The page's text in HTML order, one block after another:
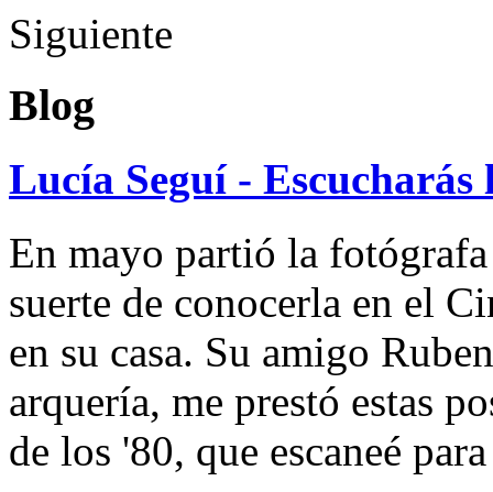
Siguiente
Blog
Lucía Seguí - Escucharás
En mayo partió la
suerte de conocerla en el
en su casa. Su amigo
arquería, me prestó estas
de los '80, que escaneé